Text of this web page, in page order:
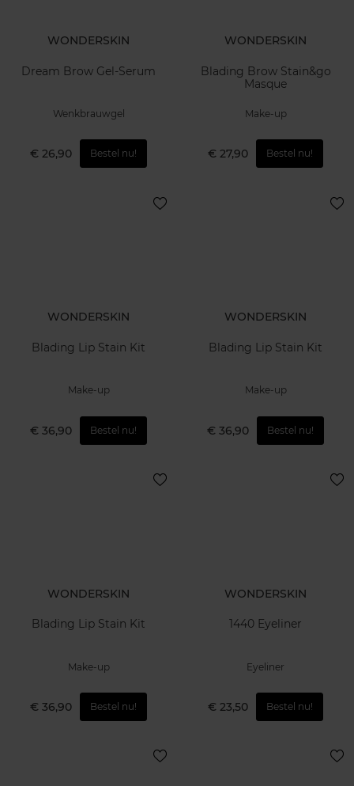
WONDERSKIN
Dream Brow Gel-Serum
Wenkbrauwgel
€ 26,90 Bestel nu!
WONDERSKIN
Blading Brow Stain&go
Masque
Make-up
€ 27,90 Bestel nu!
WONDERSKIN
Blading Lip Stain Kit
Make-up
€ 36,90 Bestel nu!
WONDERSKIN
Blading Lip Stain Kit
Make-up
€ 36,90 Bestel nu!
WONDERSKIN
Blading Lip Stain Kit
Make-up
€ 36,90 Bestel nu!
WONDERSKIN
1440 Eyeliner
Eyeliner
€ 23,50 Bestel nu!